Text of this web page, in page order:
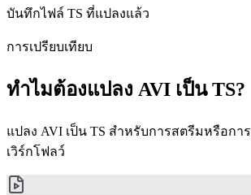
บันทึกไฟล์ TS ที่แปลงแล้ว
การเปรียบเทียบ
ทำไมต้องแปลง AVI เป็น TS?
แปลง AVI เป็น TS สำหรับการสตรีมหรือกา
เวิร์กโฟลว์